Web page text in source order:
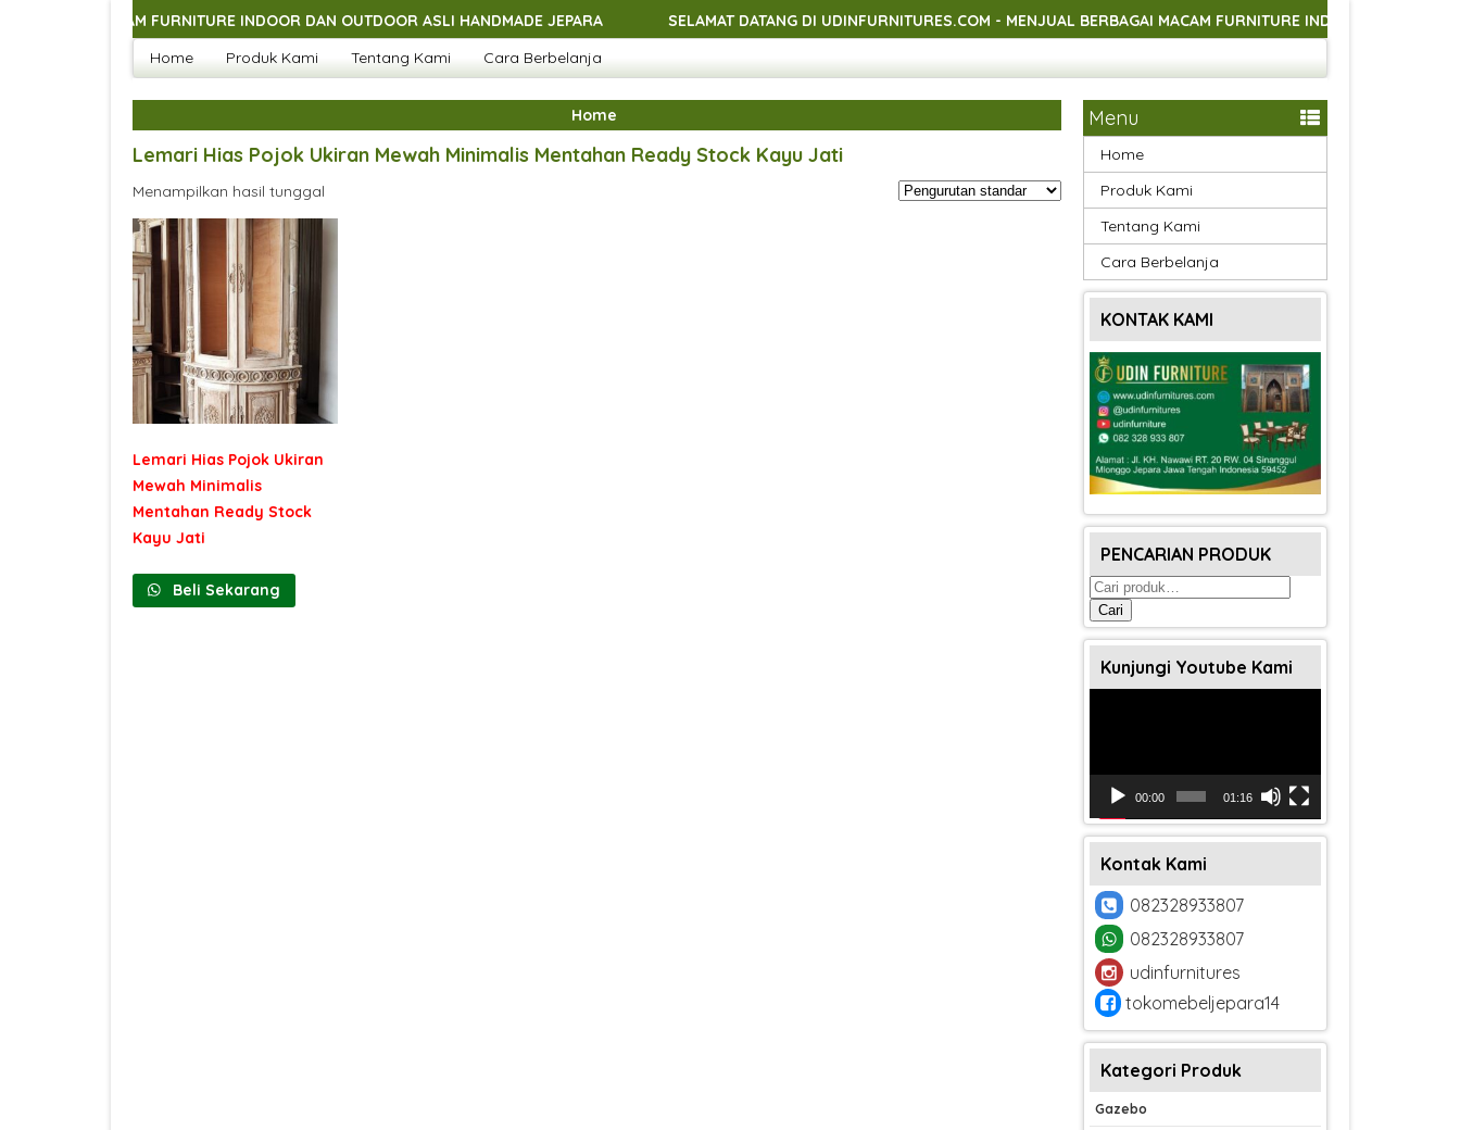
MACAM FURNITURE INDOOR DAN OUTDOOR ASLI HANDMADE JEPARA SELAMAT DATANG DI UDINFURNITURES.COM - MENJUAL BERBAGAI MACAM FURNITURE INDOOR DAN OUTDOOR ASLI
MACAM FURNITURE INDOOR DAN OUTDOOR ASLI HANDMADE JEPARA SELAMAT DATANG DI UDINFURNITURES.COM - MENJUAL BERBAGAI MACAM FURNITURE INDOOR DAN OUTDOOR ASLI
MACAM FURNITURE INDOOR DAN OUTDOOR ASLI HANDMADE JEPARA SELAMAT DATANG DI UDINFURNITURES.COM - MENJUAL BERBAGAI MACAM FURNITURE INDOOR DAN OUTDOOR ASLI
FURNITURE INDOOR DAN OUTDOOR ASLI HANDMADE JEPARA
Home Produk Kami Tentang Kami Cara Berbelanja
Home
Lemari Hias Pojok Ukiran Mewah Minimalis Mentahan Ready Stock Kayu Jati
Menampilkan hasil tunggal
Lemari Hias Pojok Ukiran
Mewah Minimalis
Mentahan Ready Stock
Kayu Jati
Beli Sekarang
Menu
Home
Produk Kami
Tentang Kami
Cara Berbelanja
KONTAK KAMI
PENCARIAN PRODUK
Pencarian
untuk:
Cari
Kunjungi Youtube Kami
00:00 01:16
Kontak Kami
082328933807
082328933807
udinfurnitures
tokomebeljepara14
Kategori Produk
Gazebo